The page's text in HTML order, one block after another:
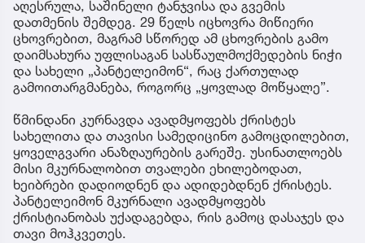
აღესრულა, საშინელი ტანჯვისა და გვემის
დათმენის შემდეგ. 29 წელს იცხოვრა მიწიერი
ცხოვრებით, მაგრამ სწორედ ამ ცხოვრების გამო
დაიმსახურა უფლისაგან სასწაულმოქმედების ნიჭი
და სახელი „პანტელეიმონ“, რაც ქართულად
გამოითარგმანება, როგორც „ყოვლად მოწყალე”.
წმინდანი კურნავდა ავადმყოფებს ქრისტეს
სახელითა და თავისი სამედიცინო გამოცდილებით,
ყოველგვარი ანაზღაურების გარეშე. უსინათლოებს
მისი მკურნალობით თვალები ეხილებოდათ,
ხეიბრები დადიოდნენ და ადიდებდნენ ქრისტეს.
პანტელეიმონ მკურნალი ავადმყოფებს
ქრისტიანობას უქადაგებდა, რის გამოც დასაჯეს და
თავი მოჰკვეთეს.